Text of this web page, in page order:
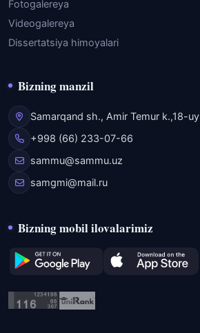
Fotogalereya
Videogalereya
Dissertatsiya himoyalari
Bizning manzil
Samarqand sh., Amir Temur k.,18-uy
+998 (66) 233-07-66
sammu@sammu.uz
samgmi@mail.ru
Bizning mobil ilovalarimiz